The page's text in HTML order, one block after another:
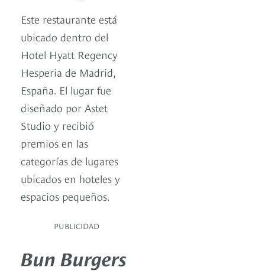
Este restaurante está
ubicado dentro del
Hotel Hyatt Regency
Hesperia de Madrid,
España. El lugar fue
diseñado por Astet
Studio y recibió
premios en las
categorías de lugares
ubicados en hoteles y
espacios pequeños.
PUBLICIDAD
Bun Burgers